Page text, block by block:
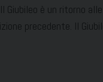
è un ritorno
precedente. Il